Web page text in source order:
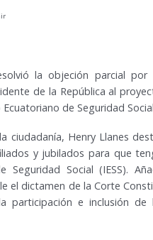
la objeción parcial
de la República al
de Seguridad
ciudadanía, Henry Llanes
y jubilados para que
Seguridad Social (IESS).
el dictamen de la Corte
participación e inclusión